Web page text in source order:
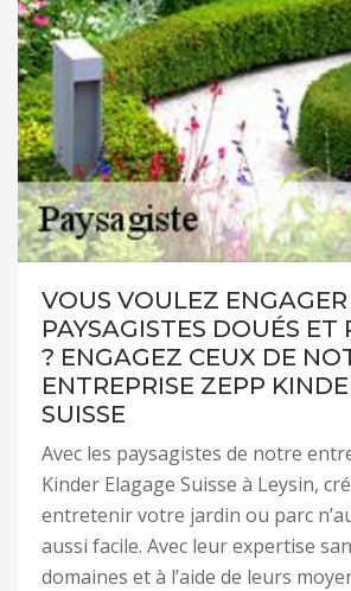
VOUS VOULEZ ENGAGER
PAYSAGISTES DOUÉS ET
? ENGAGEZ CEUX DE
ENTREPRISE ZEPP
SUISSE
Avec les paysagistes de notre
Kinder Elagage Suisse à Leysin,
entretenir votre jardin ou parc
aussi facile. Avec leur expertise
domaines et à l’aide de leurs